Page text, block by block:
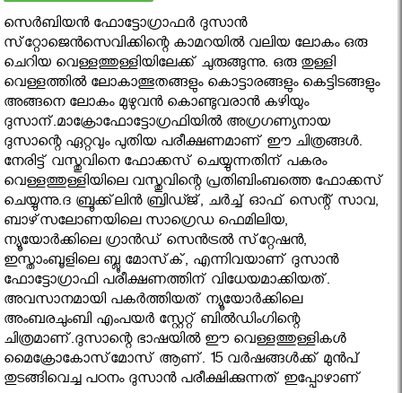
സെര്‍ബിയന്‍ ഫോട്ടോഗ്രാഫര്‍ ദുസാന്‍
സ്‌റ്റോജെന്‍സെവിക്കിന്റെ കാമറയില്‍ വലിയ ലോകം ഒരു
ചെറിയ വെള്ളത്തുള്ളിയിലേക്ക് ചുരുങ്ങുന്നു. ഒരു തുള്ളി
വെള്ളത്തില്‍ ലോകാത്ഭുതങ്ങളും കൊട്ടാരങ്ങളും കെട്ടിടങ്ങളും
അങ്ങനെ ലോകം മുഴുവന്‍ കൊണ്ടുവരാന്‍ കഴിയും
ദുസാന്.മാക്രോഫോട്ടോഗ്രഫിയില്‍ അഗ്രഗണ്യനായ
ദുസാന്റെ ഏറ്റവും പുതിയ പരീക്ഷണമാണ് ഈ ചിത്രങ്ങള്‍.
നേരിട്ട് വസ്തുവിനെ ഫോക്കസ് ചെയ്യുന്നതിന് പകരം
വെള്ളത്തുള്ളിയിലെ വസ്തുവിന്റെ പ്രതിബിംബത്തെ ഫോക്കസ്
ചെയ്യുന്നു.ദ ബ്രൂക്ക്‌ലിന്‍ ബ്രിഡ്ജ്, ചര്‍ച്ച് ഓഫ് സെന്റ് സാവ,
ബാഴ്‌സലോണയിലെ സാഗ്രെഡ ഫെമിലിയ,
ന്യൂയോര്‍ക്കിലെ ഗ്രാന്‍ഡ് സെന്‍ട്രല്‍ സ്‌റ്റേഷന്‍,
ഇസ്താംബൂളിലെ ബ്ലൂ മോസ്‌ക്, എന്നിവയാണ് ദുസാന്‍
ഫോട്ടോഗ്രാഫി പരീക്ഷണത്തിന് വിധേയമാക്കിയത്.
അവസാനമായി പകര്‍ത്തിയത് ന്യൂയോര്‍ക്കിലെ
അംബരചുംബി എംപയര്‍ സ്റ്റേറ്റ് ബില്‍ഡിംഗിന്റെ
ചിത്രമാണ്.ദുസാന്റെ ഭാഷയില്‍ ഈ വെള്ളത്തുള്ളികള്‍
മൈക്രോകോസ്‌മോസ് ആണ്. 15 വര്‍ഷങ്ങള്‍ക്ക് മുന്‍പ്
തുടങ്ങിവെച്ച പഠനം ദുസാന്‍ പരീക്ഷിക്കുന്നത് ഇപ്പോഴാണ്